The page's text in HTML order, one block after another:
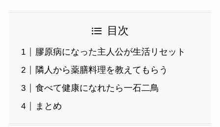
目次
膠原病になった主人公が生活リセット
隣人から薬膳料理を教えてもらう
食べて健康になれたら一石二鳥
まとめ